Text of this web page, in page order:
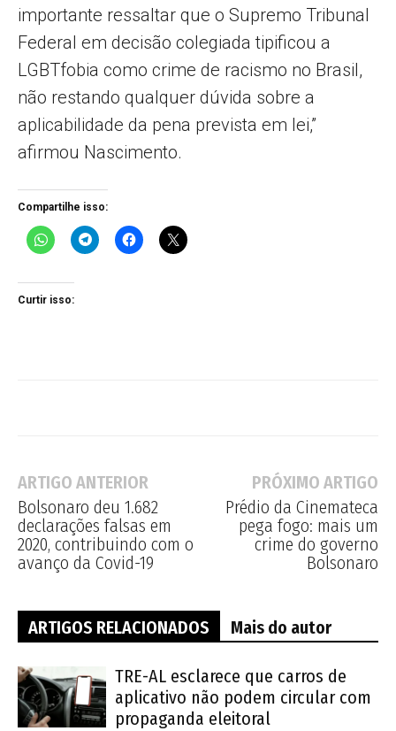
importante ressaltar que o Supremo Tribunal
Federal em decisão colegiada tipificou a
LGBTfobia como crime de racismo no Brasil,
não restando qualquer dúvida sobre a
aplicabilidade da pena prevista em lei,”
afirmou Nascimento.
Compartilhe isso:
Curtir isso:
ARTIGO ANTERIOR
Bolsonaro deu 1.682
declarações falsas em
2020, contribuindo com o
avanço da Covid-19
PRÓXIMO ARTIGO
Prédio da Cinemateca
pega fogo: mais um
crime do governo
Bolsonaro
ARTIGOS RELACIONADOS Mais do autor
TRE-AL esclarece que carros de
aplicativo não podem circular com
propaganda eleitoral